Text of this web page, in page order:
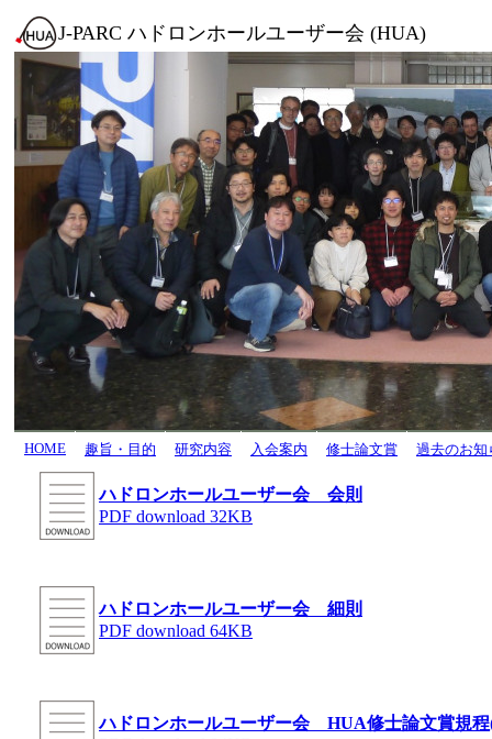
J-PARC ハドロンホールユーザー会 (HUA)
HOME 趣旨・目的 研究内容 入会案内 修士論文賞 過去のお知
ハドロンホールユーザー会 会則
PDF download 32KB
ハドロンホールユーザー会 細則
PDF download 64KB
ハドロンホールユーザー会 HUA修士論文賞規程